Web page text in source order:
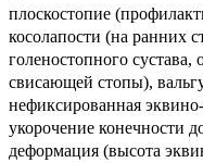
плоскостопие
косолапости (на ранних
голеностопного
свисающей стопы),
нефиксированная
укорочение конечности
деформация (высота